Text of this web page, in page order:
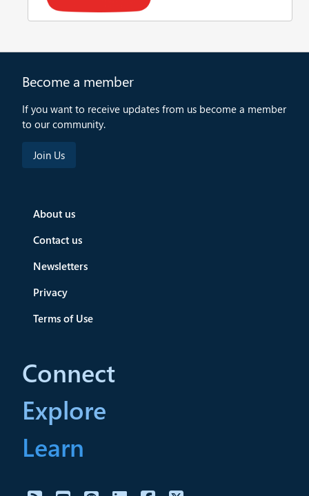
Become a member
If you want to receive updates from us become a member
to our community.
About us
Contact us
Newsletters
Privacy
Terms of Use
Connect
Explore
Learn